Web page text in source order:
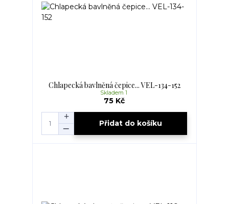
Chlapecká bavlněná čepice... VEL-134-152
75 Kč
Skladem 1
Přidat do košíku